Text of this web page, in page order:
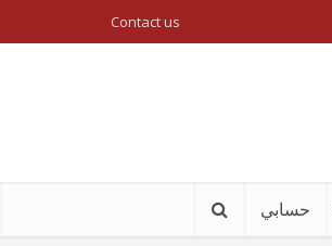
Contact us
حسابي